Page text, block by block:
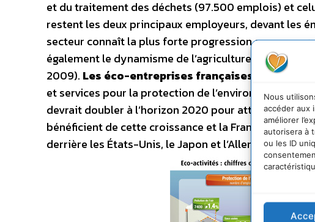
Nous
accéder aux
améliorer
autorisera à
ou les ID
et du traitement des déchets (97.500 emplois) et
restent les deux principaux employeurs, devant les
secteur connaît la plus forte progression avec une
également le dynamisme de l’agriculture biologique
2009). Les éco-entreprises françaises : 4èmes
et services pour la protection de l’environnement
devrait doubler à l’horizon 2020 pour atteindre
bénéficient de cette croissance et la France se
derrière les États-Unis, le Japon et l’Allemagne.